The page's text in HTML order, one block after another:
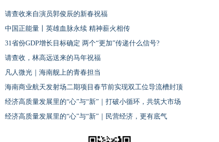
请查收来自演员郭俊辰的新春祝福
中国正能量丨英雄血脉永续 精神薪火相传
31省份GDP增长目标确定 两个“更加”传递什么信号?
请查收，林高远送来的马年祝福
凡人微光｜海南舰上的青春担当
海南商业航天发射场二期项目春节前实现双工位导流槽封顶
经济高质量发展里的“心”与“新”｜打破小循环，共筑大市场
经济高质量发展里的“心”与“新”｜民营经济，更有底气